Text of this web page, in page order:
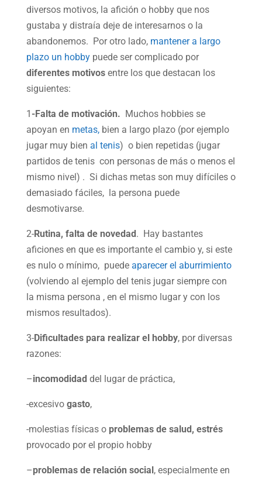
diversos motivos, la afición o hobby que nos
gustaba y distraía deje de interesarnos o la
abandonemos. Por otro lado, mantener a largo
plazo un hobbypuede ser complicado por
diferentes motivosentre los que destacan los
siguientes:
1 -Falta de motivación. Muchos hobbies se
apoyan en metas,bien a largo plazo (por ejemplo
jugar muy bien al tenis) o bien repetidas (jugar
partidos de tenis con personas de más o menos el
mismo nivel) . Si dichas metas son muy difíciles o
demasiado fáciles, la persona puede
desmotivarse.
2-Rutina, falta de novedad. Hay bastantes
aficiones en que es importante el cambio y, si este
es nulo o mínimo, puede aparecer el aburrimiento
(volviendo al ejemplo del tenis jugar siempre con
la misma persona , en el mismo lugar y con los
mismos resultados).
3-Dificultades para realizar el hobby, por diversas
razones:
–incomodidad del lugar de práctica,
-excesivo gasto,
-molestias físicas o problemas de salud, estrés
provocado por el propio hobby
–problemas de relación social, especialmente en